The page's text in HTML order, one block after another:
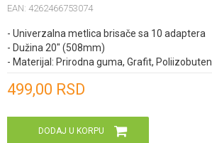
EAN: 4262466753074
- Univerzalna metlica brisače sa 10 adaptera
- Dužina 20" (508mm)
- Materijal: Prirodna guma, Grafit, Poliizobuten
499,00 RSD
DODAJ U KORPU